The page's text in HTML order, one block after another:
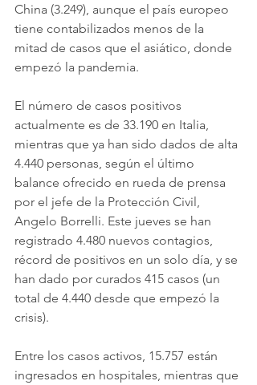
China (3.249), aunque el país europeo
tiene contabilizados menos de la
mitad de casos que el asiático, donde
empezó la pandemia.
El número de casos positivos
actualmente es de 33.190 en Italia,
mientras que ya han sido dados de alta
4.440 personas, según el último
balance ofrecido en rueda de prensa
por el jefe de la Protección Civil,
Angelo Borrelli. Este jueves se han
registrado 4.480 nuevos contagios,
récord de positivos en un solo día, y se
han dado por curados 415 casos (un
total de 4.440 desde que empezó la
crisis).
Entre los casos activos, 15.757 están
ingresados en hospitales, mientras que